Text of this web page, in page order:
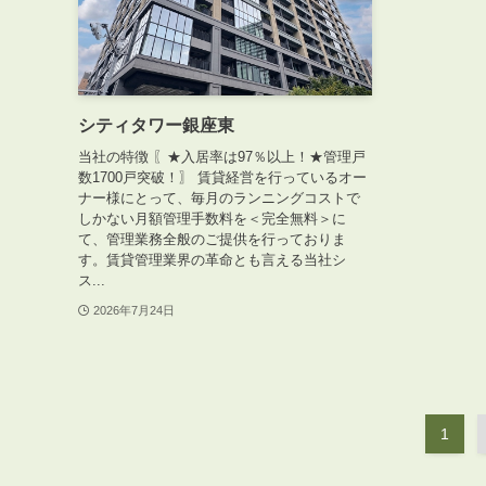
ABOUT私たちについて
会社概要
企業理念
スタッフ紹介
グループ会社紹介
シティタワー銀座東
当社の特徴 〖★入居率は97％以上！★管理戸
数1700戸突破！〗 賃貸経営を行っているオー
ナー様にとって、毎月のランニングコストで
しかない月額管理手数料を＜完全無料＞に
て、管理業務全般のご提供を行っておりま
す。賃貸管理業界の革命とも言える当社シ
ス...
2026年7月24日
1